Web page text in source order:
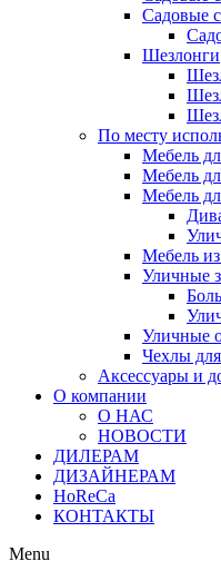
Садовые
Шезлонги
По месту
Мебель
Мебель
Мебель
Мебель из
Уличные
Уличные
Чехлы
Аксессуары и
О компании
О НАС
НОВОСТИ
ДИЛЕРАМ
ДИЗАЙНЕРАМ
HoReCa
КОНТАКТЫ
Menu